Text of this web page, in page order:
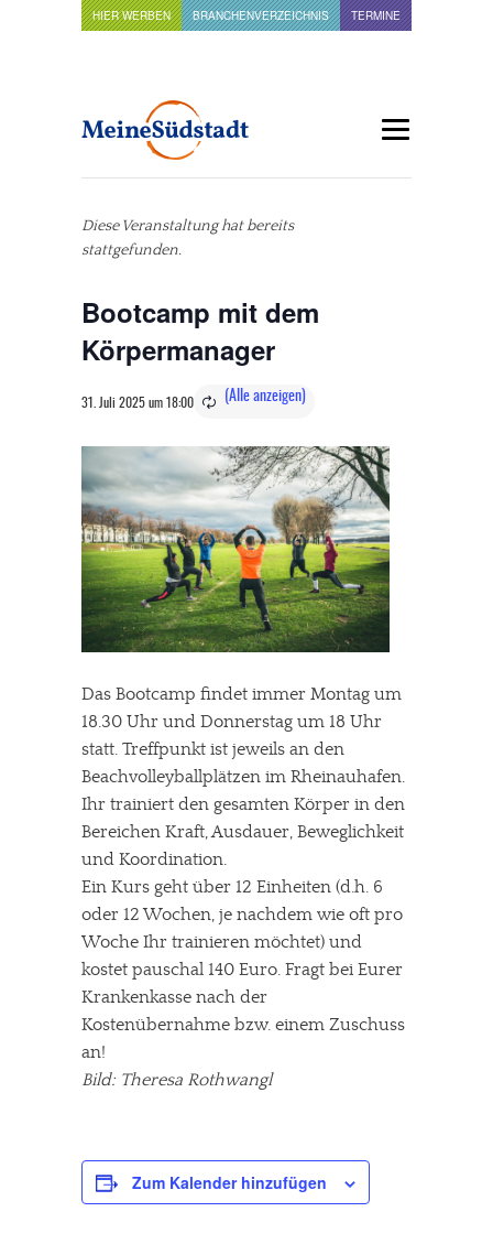
HIER WERBEN BRANCHENVERZEICHNIS TERMINE
Diese Veranstaltung hat bereits
stattgefunden.
Bootcamp mit dem
Körpermanager
31. Juli 2025 um 18:00
Das Bootcamp findet immer Montag um
18.30 Uhr und Donnerstag um 18 Uhr
statt. Treffpunkt ist jeweils an den
Beachvolleyballplätzen im Rheinauhafen.
Ihr trainiert den gesamten Körper in den
Bereichen Kraft, Ausdauer, Beweglichkeit
und Koordination.
Ein Kurs geht über 12 Einheiten (d.h. 6
oder 12 Wochen, je nachdem wie oft pro
Woche Ihr trainieren möchtet) und
kostet pauschal 140 Euro. Fragt bei Eurer
Krankenkasse nach der
Kostenübernahme bzw. einem Zuschuss
an!
Bild: Theresa Rothwangl
Zum Kalender hinzufügen